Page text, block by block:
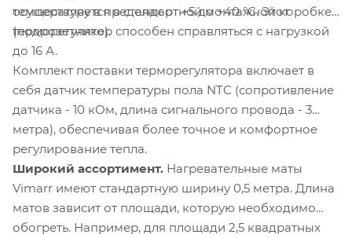
температуру в пределах от +5 до +40 °C. Этот
терморегулятор способен справляться с нагрузкой
до 16 А.
осуществляется в стандартной монтажной коробке
(подрозетнике).
Комплект поставки терморегулятора включает в
себя датчик температуры пола NTC (сопротивление
датчика - 10 кОм, длина сигнального провода - 3
метра), обеспечивая более точное и комфортное
регулирование тепла.
Широкий ассортимент. Нагревательные маты
Vimarr имеют стандартную ширину 0,5 метра. Длина
матов зависит от площади, которую необходимо
обогреть. Например, для площади 2,5 квадратных